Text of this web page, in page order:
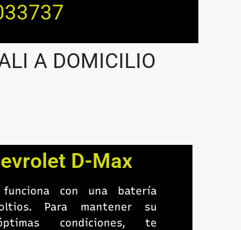
A DOMICILIO
D-Max
funciona con una batería
Para mantener su
condiciones, te